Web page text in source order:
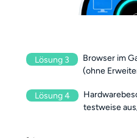
Lösung 3
Browser im
(ohne
Lösung 4
testweise